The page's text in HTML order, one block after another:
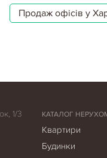
Продаж офісів у
1/3
КАТАЛОГ
Квартири
Будинки